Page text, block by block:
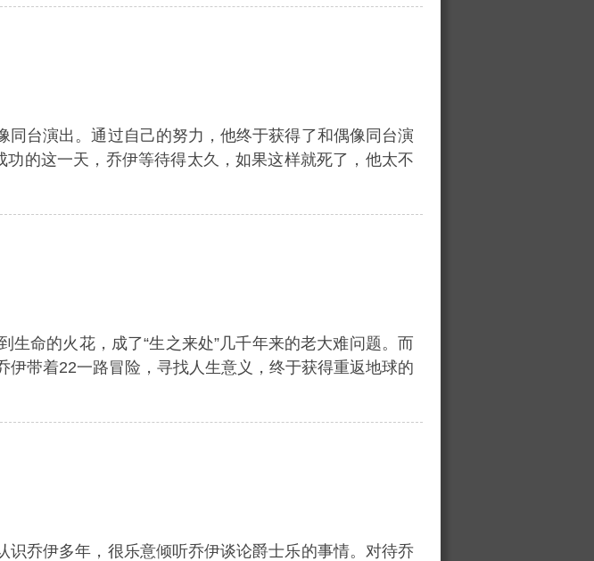
台演出。通过自己的努力，他终于获得了和偶像同台演
的这一天，乔伊等待得太久，如果这样就死了，他太不
命的火花，成了“生之来处”几千年来的老大难问题。而
带着22一路冒险，寻找人生意义，终于获得重返地球的
乔伊多年，很乐意倾听乔伊谈论爵士乐的事情。对待乔